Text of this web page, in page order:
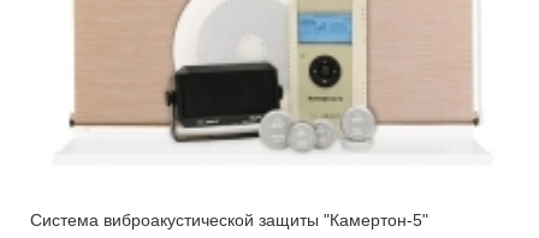
Система виброакустической защиты "Камертон-5"